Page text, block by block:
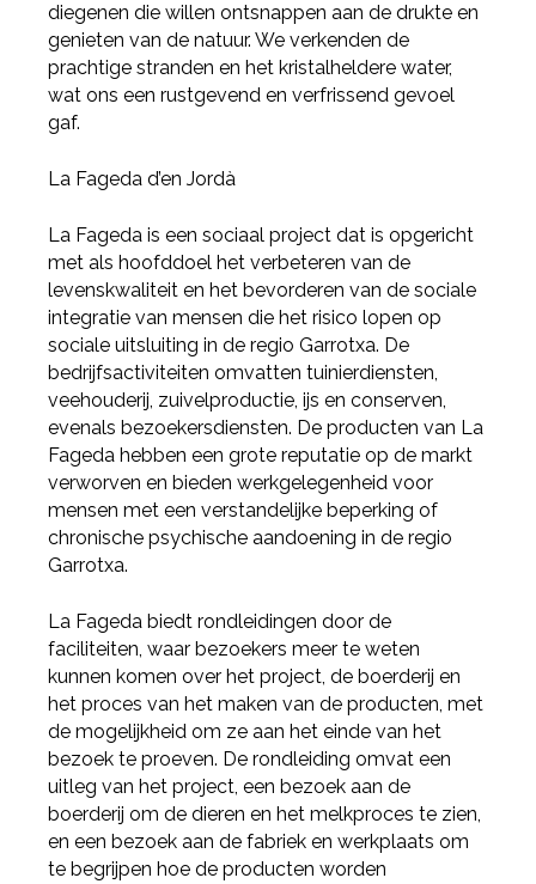
diegenen die willen ontsnappen aan de drukte en
genieten van de natuur. We verkenden de
prachtige stranden en het kristalheldere water,
wat ons een rustgevend en verfrissend gevoel
gaf.
La Fageda d’en Jordà
La Fageda is een sociaal project dat is opgericht
met als hoofddoel het verbeteren van de
levenskwaliteit en het bevorderen van de sociale
integratie van mensen die het risico lopen op
sociale uitsluiting in de regio Garrotxa. De
bedrijfsactiviteiten omvatten tuinierdiensten,
veehouderij, zuivelproductie, ijs en conserven,
evenals bezoekersdiensten. De producten van La
Fageda hebben een grote reputatie op de markt
verworven en bieden werkgelegenheid voor
mensen met een verstandelijke beperking of
chronische psychische aandoening in de regio
Garrotxa.
La Fageda biedt rondleidingen door de
faciliteiten, waar bezoekers meer te weten
kunnen komen over het project, de boerderij en
het proces van het maken van de producten, met
de mogelijkheid om ze aan het einde van het
bezoek te proeven. De rondleiding omvat een
uitleg van het project, een bezoek aan de
boerderij om de dieren en het melkproces te zien,
en een bezoek aan de fabriek en werkplaats om
te begrijpen hoe de producten worden
Deel via Facebook